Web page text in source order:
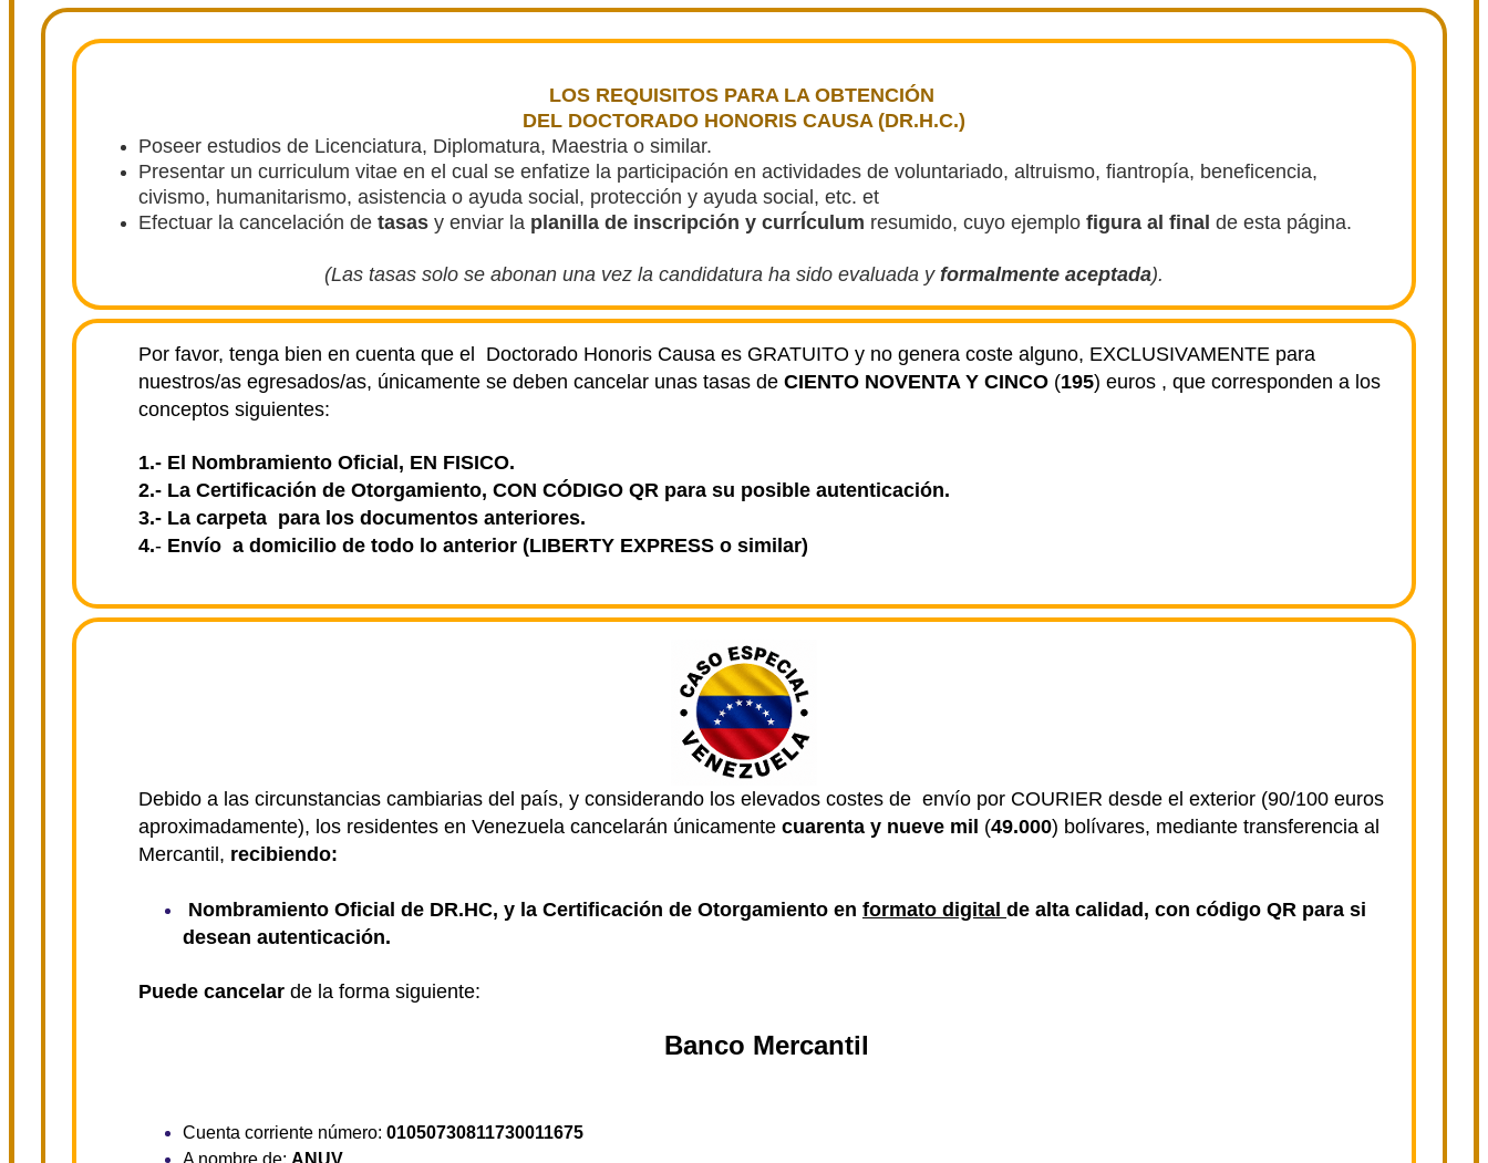
LOS REQUISITOS PARA LA OBTENCIÓN
DEL DOCTORADO HONORIS CAUSA (DR.H.C.)
Poseer estudios de Licenciatura, Diplomatura, Maestria o similar.
Presentar un curriculum vitae en el cual se enfatize la participación en actividades de voluntariado, altruismo, fiantropía, beneficencia,
civismo, humanitarismo, asistencia o ayuda social, protección y ayuda social, etc. et
Efectuar la cancelación de tasas y enviar la planilla de inscripción y currÍculum resumido, cuyo ejemplo figura al final de esta página.
(Las tasas solo se abonan una vez la candidatura ha sido evaluada y formalmente aceptada).
Por favor, tenga bien en cuenta que el Doctorado Honoris Causa es GRATUITO y no genera coste alguno, EXCLUSIVAMENTE para
nuestros/as egresados/as, únicamente se deben cancelar unas tasas de CIENTO NOVENTA Y CINCO (195) euros , que corresponden a los
conceptos siguientes:
1.- El Nombramiento Oficial, EN FISICO.
2.- La Certificación de Otorgamiento, CON CÓDIGO QR para su posible autenticación.
3.- La carpeta para los documentos anteriores.
4.- Envío a domicilio de todo lo anterior (LIBERTY EXPRESS o similar)
Debido a las circunstancias cambiarias del país, y considerando los elevados costes de envío por COURIER desde el exterior (90/100 euros
aproximadamente), los residentes en Venezuela cancelarán únicamente cuarenta y nueve mil (49.000) bolívares, mediante transferencia al
Mercantil, recibiendo:
Nombramiento Oficial de DR.HC, y la Certificación de Otorgamiento en formato digital de alta calidad, con código QR para si
desean autenticación.
Puede cancelar de la forma siguiente:
Banco Mercantil
Cuenta corriente número: 01050730811730011675
A nombre de: ANUV